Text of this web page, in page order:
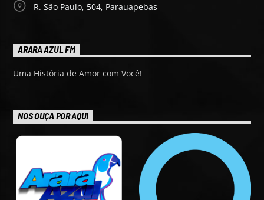
R. São Paulo, 504, Parauapebas
ARARA AZUL FM
Uma História de Amor com Você!
NOS OUÇA POR AQUI